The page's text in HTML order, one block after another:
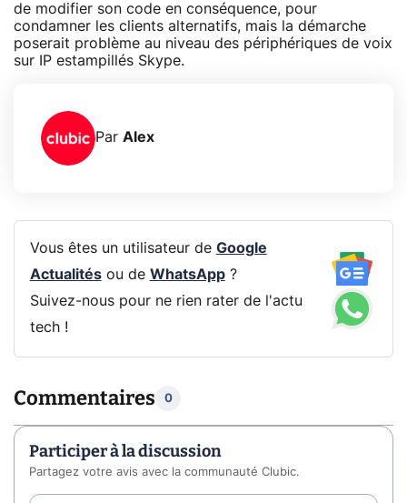
de modifier son code en conséquence, pour
condamner les clients alternatifs, mais la démarche
poserait problème au niveau des périphériques de voix
sur IP estampillés Skype.
Par Alex
Vous êtes un utilisateur de Google
Actualitésou de WhatsApp?
Suivez-nous pour ne rien rater de l'actu
tech !
Commentaires 0
Participer à la discussion
Partagez votre avis avec la communauté Clubic.